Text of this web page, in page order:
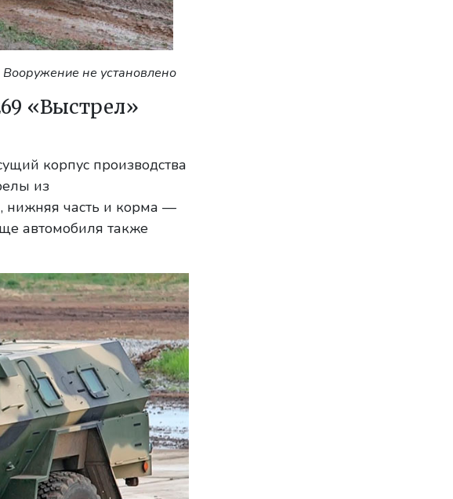
не установлено
«Выстрел»
корпус производства
из
нижняя часть и корма —
автомобиля также